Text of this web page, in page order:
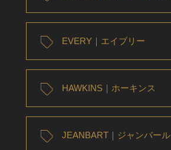
EVERY｜エイブリー
HAWKINS｜ホーキンス
JEANBART｜ジャンバール